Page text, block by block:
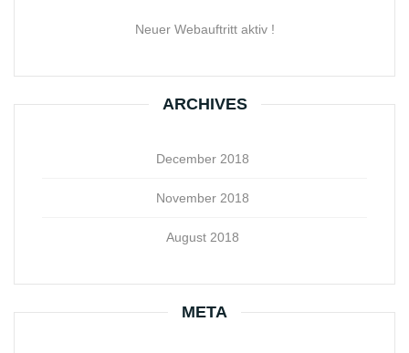
Neuer Webauftritt aktiv !
ARCHIVES
December 2018
November 2018
August 2018
META